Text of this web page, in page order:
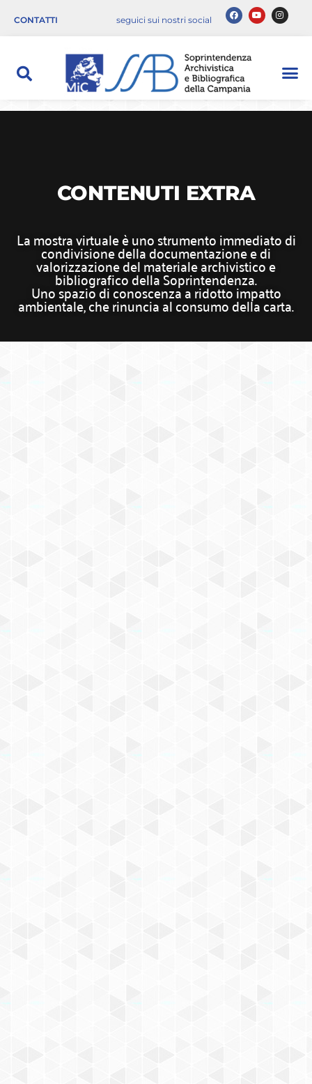
CONTATTI seguici sui nostri social
CONTENUTI EXTRA
La mostra virtuale è uno strumento immediato di
condivisione della documentazione e di
valorizzazione del materiale archivistico e
bibliografico della Soprintendenza.
Uno spazio di conoscenza a ridotto impatto
ambientale, che rinuncia al consumo della carta.